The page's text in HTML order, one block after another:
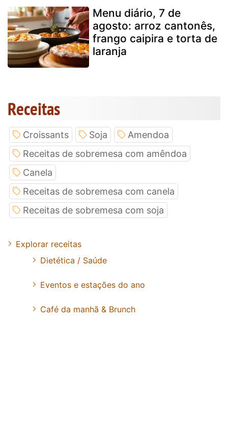
Menu diário, 7 de
agosto: arroz cantonês,
frango caipira e torta de
laranja
Receitas
Croissants Soja
Amendoa
Receitas de sobremesa com amêndoa
Canela
Receitas de sobremesa com canela
Receitas de sobremesa com soja
Explorar receitas
Dietética / Saúde
Eventos e estações do ano
Café da manhã & Brunch